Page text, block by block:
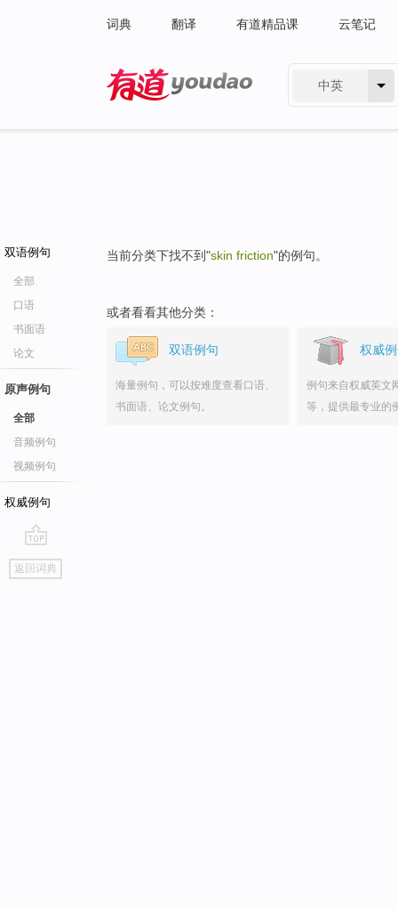
词典 翻译 有道精品课 云笔记
中英
双语例句
全部
口语
书面语
论文
原声例句
全部
音频例句
视频例句
权威例句
go
top
返回词典
当前分类下找不到"skin friction"的例句。
或者看看其他分类：
双语例句
海量例句，可以按难度查看口语、
书面语、论文例句。
权威
例句来自权威英文
等，提供最专业的